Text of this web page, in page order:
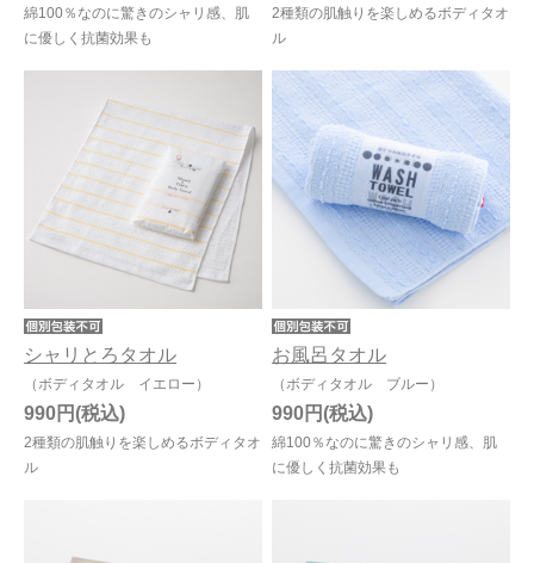
綿100％なのに驚きのシャリ感、肌
に優しく抗菌効果も
2種類の肌触りを楽しめるボディタオ
ル
シャリとろタオル
（ボディタオル イエロー）
2種類の肌触りを楽しめるボディタオ
ル
990円
お風呂タオル
（ボディタオル ブルー）
綿100％なのに驚きのシャリ感、肌
に優しく抗菌効果も
990円